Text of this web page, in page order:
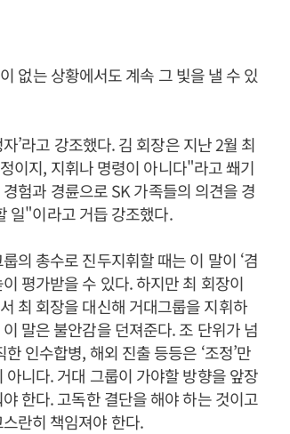
없는 상황에서도 계속 그 빛을 낼 수 있
’라고 강조했다. 김 회장은 지난 2월 최
이지, 지휘나 명령이 아니다"라고 쐐기
험과 경륜으로 SK 가족들의 의견을 경
일"이라고 거듭 강조했다.
의 총수로 진두지휘할 때는 이 말이 ‘겸
이 평가받을 수 있다. 하지만 최 회장이
최 회장을 대신해 거대그룹을 지휘하
말은 불안감을 던져준다. 조 단위가 넘
인수합병, 해외 진출 등등은 ‘조정’만
아니다. 거대 그룹이 가야할 방향을 앞장
한다. 고독한 결단을 해야 하는 것이고
란히 책임져야 한다.